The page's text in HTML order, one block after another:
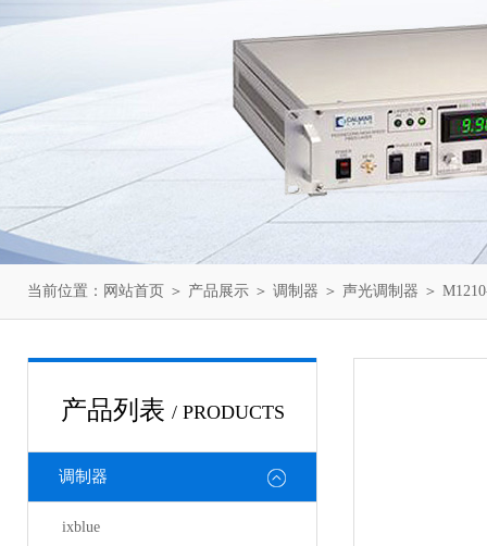
当前位置： 网站首页 ＞ 产品展示 ＞ 调制器 ＞ 声光调制器 ＞
产品列表 / PRODUCTS
调制器
ixblue